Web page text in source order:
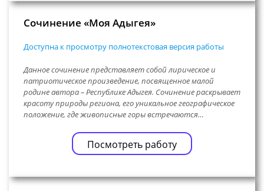
Сочинение «Моя Адыгея»
Доступна к просмотру полнотекстовая версия работы
Данное сочинение представляет собой лирическое и
патриотическое произведение, посвященное малой
родине автора – Республике Адыгея. Сочинение раскрывает
красоту природы региона, его уникальное географическое
положение, где живописные горы встречаются…
Посмотреть работу